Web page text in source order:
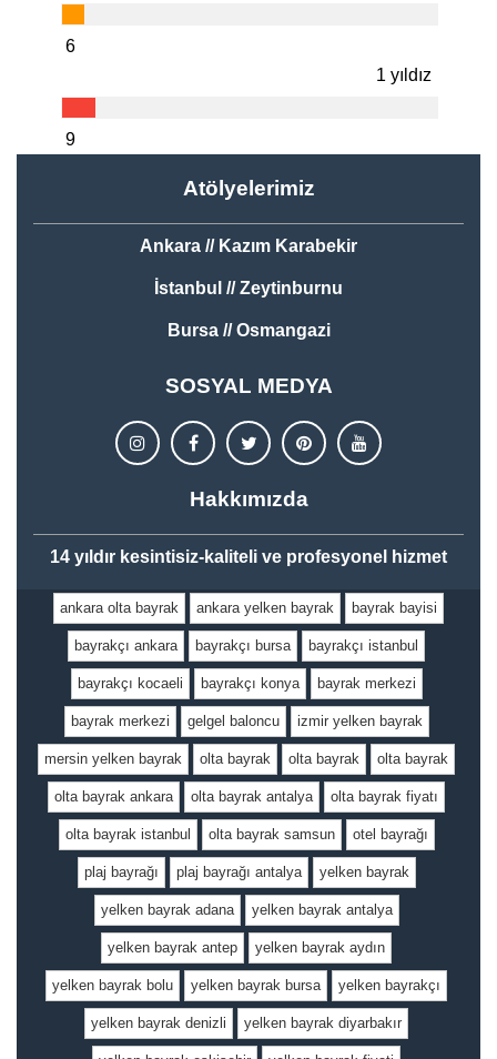
6
1 yıldız
9
Atölyelerimiz
Ankara // Kazım Karabekir
İstanbul // Zeytinburnu
Bursa // Osmangazi
SOSYAL MEDYA
Hakkımızda
14 yıldır kesintisiz-kaliteli ve profesyonel hizmet
ankara olta bayrak ankara yelken bayrak bayrak bayisi
bayrakçı ankara bayrakçı bursa bayrakçı istanbul
bayrakçı kocaeli bayrakçı konya bayrak merkezi
bayrak merkezi gelgel baloncu izmir yelken bayrak
mersin yelken bayrak olta bayrak olta bayrak olta bayrak
olta bayrak ankara olta bayrak antalya olta bayrak fiyatı
olta bayrak istanbul olta bayrak samsun otel bayrağı
plaj bayrağı plaj bayrağı antalya yelken bayrak
yelken bayrak adana yelken bayrak antalya
yelken bayrak antep yelken bayrak aydın
yelken bayrak bolu yelken bayrak bursa yelken bayrakçı
yelken bayrak denizli yelken bayrak diyarbakır